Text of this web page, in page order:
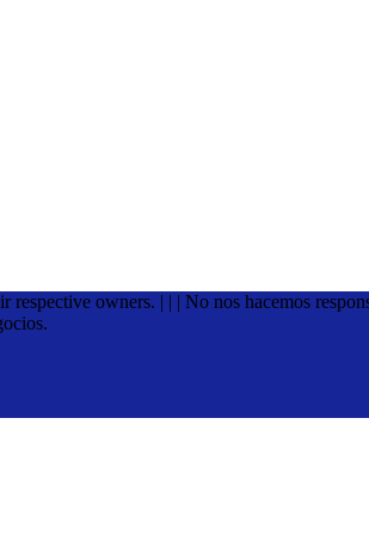
owners. | | | No nos hacemos